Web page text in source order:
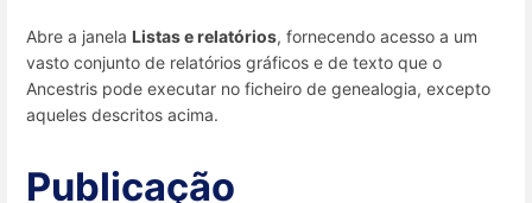
Abre a janela Listas e relatórios, fornecendo acesso a um
vasto conjunto de relatórios gráficos e de texto que o
Ancestris pode executar no ficheiro de genealogia, excepto
aqueles descritos acima.
Publicação